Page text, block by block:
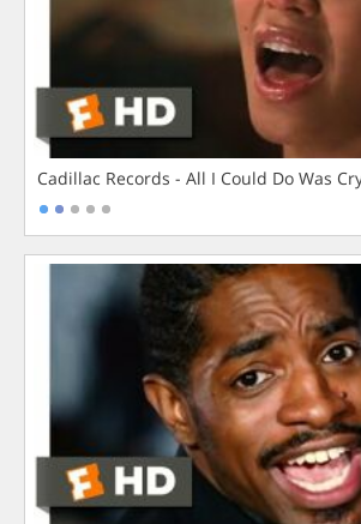
Cadillac Records - All I Could Do Was